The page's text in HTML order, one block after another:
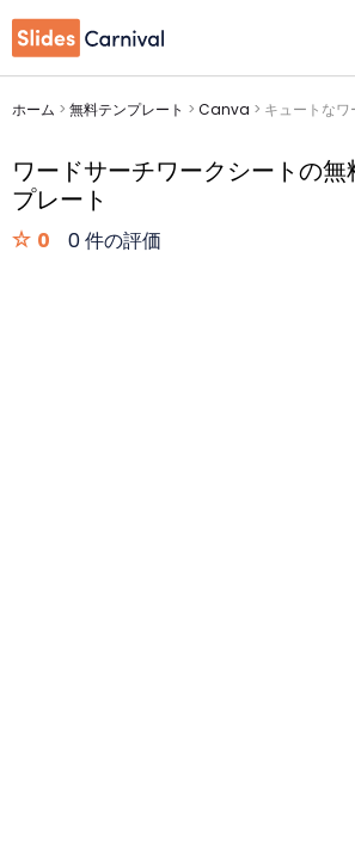
ホーム > 無料テンプレート > Canva > キュートなワ
ワードサーチワークシートの
プレート
0 0 件の評価